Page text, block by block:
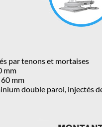
par tenons et mortaises
mm
mm
double paroi, injectés